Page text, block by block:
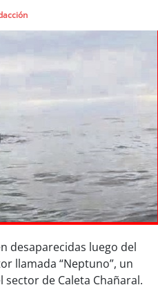
desaparecidas luego del
llamada “Neptuno”, un
de Caleta Chañaral.